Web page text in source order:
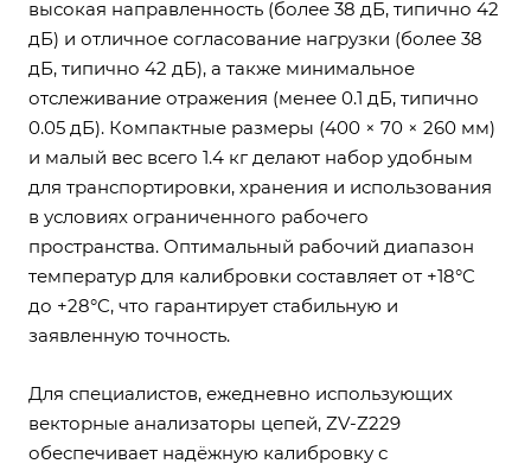
высокая направленность (более 38 дБ, типично 42
дБ) и отличное согласование нагрузки (более 38
дБ, типично 42 дБ), а также минимальное
отслеживание отражения (менее 0.1 дБ, типично
0.05 дБ). Компактные размеры (400 × 70 × 260 мм)
и малый вес всего 1.4 кг делают набор удобным
для транспортировки, хранения и использования
в условиях ограниченного рабочего
пространства. Оптимальный рабочий диапазон
температур для калибровки составляет от +18°C
до +28°C, что гарантирует стабильную и
заявленную точность.
Для специалистов, ежедневно использующих
векторные анализаторы цепей, ZV-Z229
обеспечивает надёжную калибровку с